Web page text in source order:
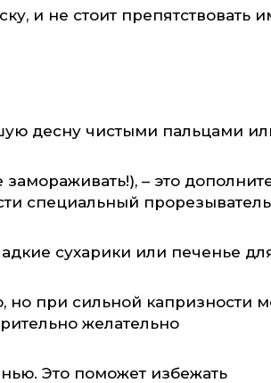
и не стоит препятствовать
десну чистыми пальцами
– это
специальный
сухарики или печенье
но при сильной капризности
желательно
Это поможет избежать